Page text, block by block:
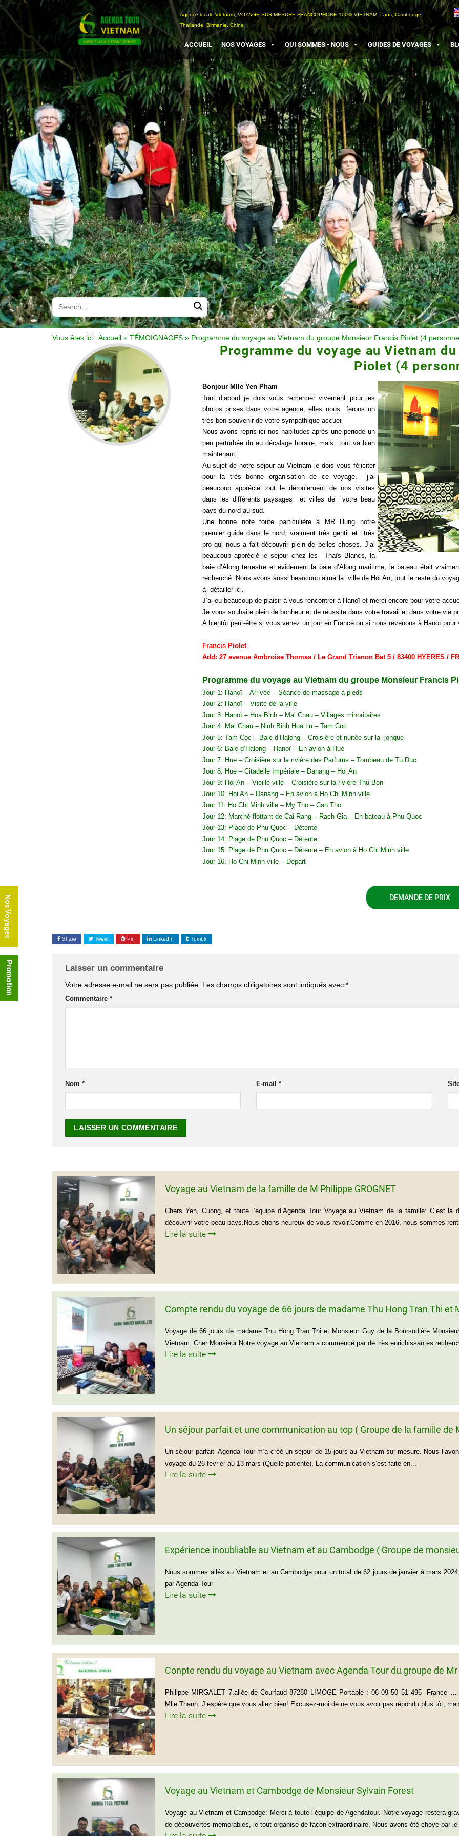
Passer
au
contenu
Agence locale Vietnam, VOYAGE SUR MESURE FRANCOPHONE 100% VIETNAM, Laos, Cambodge,
Thailande, Birmanie, Chine
ACCUEIL NOS VOYAGES QUI SOMMES - NOUS GUIDES DE VOYAGES
Vous êtes ici : Accueil » TÉMOIGNAGES » Programme du voyage au Vietnam du groupe Monsieur Francis Piolet (4
Programme du voyage au Vietnam
Piolet (4
Bonjour Mlle Yen Pham
Tout d’abord je dois vous remercier vivement pour les
photos prises dans votre agence, elles nous ferons un
très bon souvenir de votre sympathique accueil
Nous avons repris ici nos habitudes après une période un
peu perturbée du au décalage horaire, mais tout va bien
maintenant
Au sujet de notre séjour au Vietnam je dois vous féliciter
pour la très bonne organisation de ce voyage, j’ai
beaucoup apprécié tout le déroulement de nos visites
dans les différents paysages et villes de votre beau
pays du nord au sud.
Une bonne note toute particulière à MR Hung notre
premier guide dans le nord, vraiment très gentil et très
pro qui nous a fait découvrir plein de belles choses. J’ai
beaucoup apprécié le séjour chez les Thaïs Blancs, la
baie d’Along terrestre et évidement la baie d’Along maritime, le bateau était
recherché. Nous avons aussi beaucoup aimé la ville de Hoi An, tout le reste du
à détailler ici.
J’ai eu beaucoup de plaisir à vous rencontrer à Hanoï et merci encore pour votre
Je vous souhaite plein de bonheur et de réussite dans votre travail et dans votre vie
A bientôt peut-être si vous venez un jour en France ou si nous revenons à Hanoï
Francis Piolet
Add: 27 avenue Ambroise Thomas / Le Grand Trianon Bat 5 / 83400 HYERES /
Programme du voyage au Vietnam du groupe Monsieur Francis
Jour 1: Hanoï – Arrivée – Séance de massage à pieds
Jour 2: Hanoï – Visite de la ville
Jour 3: Hanoï – Hoa Binh – Mai Chau – Villages minoritaires
Jour 4: Mai Chau – Ninh Binh Hoa Lu – Tam Coc
Jour 5: Tam Coc – Baie d’Halong – Croisière et nuitée sur la jonque
Jour 6: Baie d’Halong – Hanoï – En avion à Hue
Jour 7: Hue – Croisière sur la rivière des Parfums – Tombeau de Tu Duc
Jour 8: Hue – Citadelle Impériale – Danang – Hoi An
Jour 9: Hoi An – Vieille ville – Croisière sur la rivière Thu Bon
Jour 10: Hoi An – Danang – En avion à Ho Chi Minh ville
Jour 11: Ho Chi Minh ville – My Tho – Can Tho
Jour 12: Marché flottant de Cai Rang – Rach Gia – En bateau à Phu Quoc
Jour 13: Plage de Phu Quoc – Détente
Jour 14: Plage de Phu Quoc – Détente
Jour 15: Plage de Phu Quoc – Détente – En avion à Ho Chi Minh ville
Jour 16: Ho Chi Minh ville – Départ
DEMANDE DE PRIX
Share Tweet Pin LinkedIn Tumblr
Laisser un commentaire
Votre adresse e-mail ne sera pas publiée. Les champs obligatoires sont indiqués avec *
Commentaire *
Nom * E-mail*
Voyage au Vietnam de la famille de M Philippe GROGNET
Chers Yen, Cuong, et toute l’équipe d’Agenda Tour Voyage au Vietnam de la famille: C’est
découvrir votre beau pays.Nous étions heureux de vous revoir.Comme en 2016, nous sommes
Lire la suite
Compte rendu du voyage de 66 jours de madame Thu Hong Tran Thi et
Voyage de 66 jours de madame Thu Hong Tran Thi et Monsieur Guy de la Boursodière
Vietnam Cher Monsieur Notre voyage au Vietnam a commencé par de très enrichissantes
Lire la suite
Un séjour parfait et une communication au top ( Groupe de la famille de
Un séjour parfait- Agenda Tour m’a créé un séjour de 15 jours au Vietnam sur mesure. Nous
voyage du 26 fevrier au 13 mars (Quelle patiente). La communication s’est faite en...
Lire la suite
Expérience inoubliable au Vietnam et au Cambodge ( Groupe de
Nous sommes allés au Vietnam et au Cambodge pour un total de 62 jours de janvier à mars
par Agenda Tour
Lire la suite
Conpte rendu du voyage au Vietnam avec Agenda Tour du groupe de
Philippe MIRGALET 7.allée de Courfaud 87280 LIMOGE Portable : 06 09 50 51
Mlle Thanh, J’espère que vous allez bien! Excusez-moi de ne vous avoir pas répondu plus tôt,
Lire la suite
Voyage au Vietnam et Cambodge de Monsieur Sylvain Forest
Voyage au Vietnam et Cambodge: Merci à toute l’équipe de Agendatour. Notre voyage restera
de découvertes mémorables, le tout organisé de façon extraordinaire. Nous avons été choyé par le
Nos Voyages